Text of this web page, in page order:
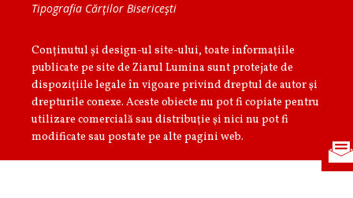
Tipografia Cărţilor Bisericeşti
Conținutul și design-ul site-ului, toate informaţiile
publicate pe site de Ziarul Lumina sunt protejate de
dispoziţiile legale în vigoare privind dreptul de autor şi
drepturile conexe. Aceste obiecte nu pot fi copiate pentru
utilizare comercială sau distribuţie şi nici nu pot fi
modificate sau postate pe alte pagini web.